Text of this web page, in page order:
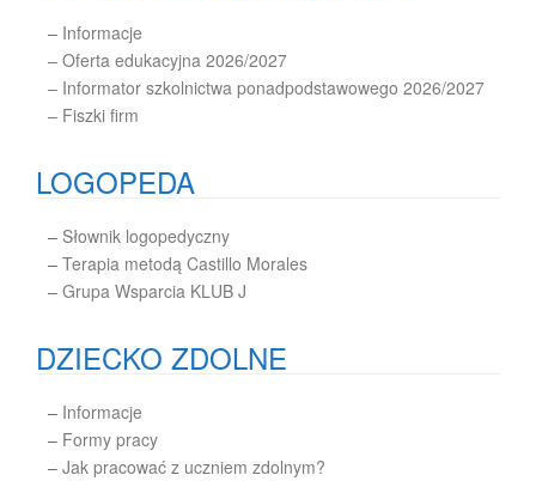
– Informacje
– Oferta edukacyjna 2026/2027
– Informator szkolnictwa ponadpodstawowego 2026/2027
– Fiszki firm
LOGOPEDA
– Słownik logopedyczny
– Terapia metodą Castillo Morales
– Grupa Wsparcia KLUB J
DZIECKO ZDOLNE
– Informacje
– Formy pracy
– Jak pracować z uczniem zdolnym?